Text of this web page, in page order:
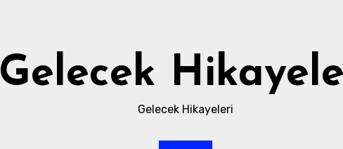
Gelecek
Gelecek Hikayeleri